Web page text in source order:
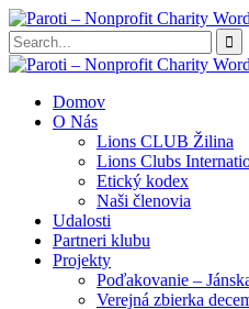
Domov
O Nás
Lions CLUB Žilina
Lions Clubs
Etický kodex
Naši členovia
Udalosti
Partneri klubu
Projekty
Poďakovanie –
Verejná zbierka